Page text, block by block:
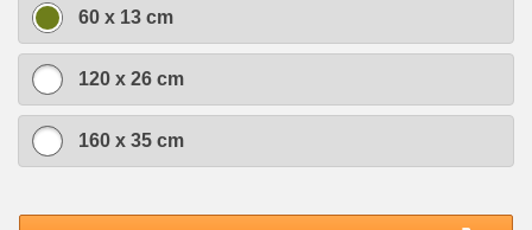
60 x 13 cm
120 x 26 cm
160 x 35 cm